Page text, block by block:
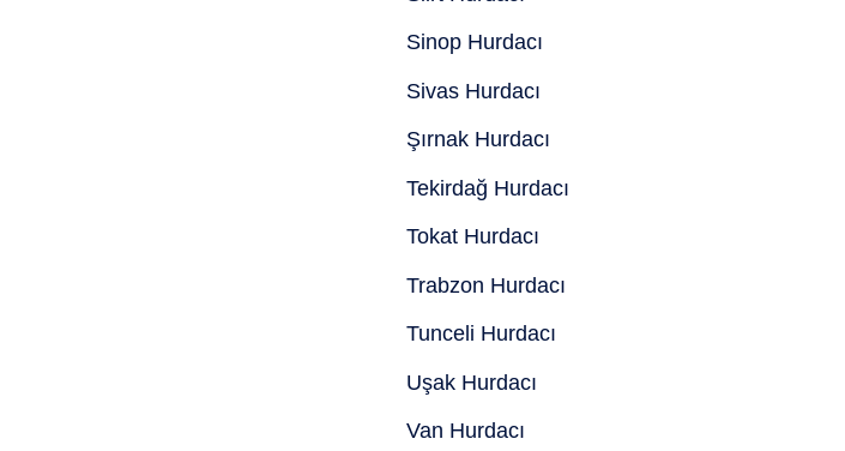
Sinop Hurdacı
Sivas Hurdacı
Şırnak Hurdacı
Tekirdağ Hurdacı
Tokat Hurdacı
Trabzon Hurdacı
Tunceli Hurdacı
Uşak Hurdacı
Van Hurdacı